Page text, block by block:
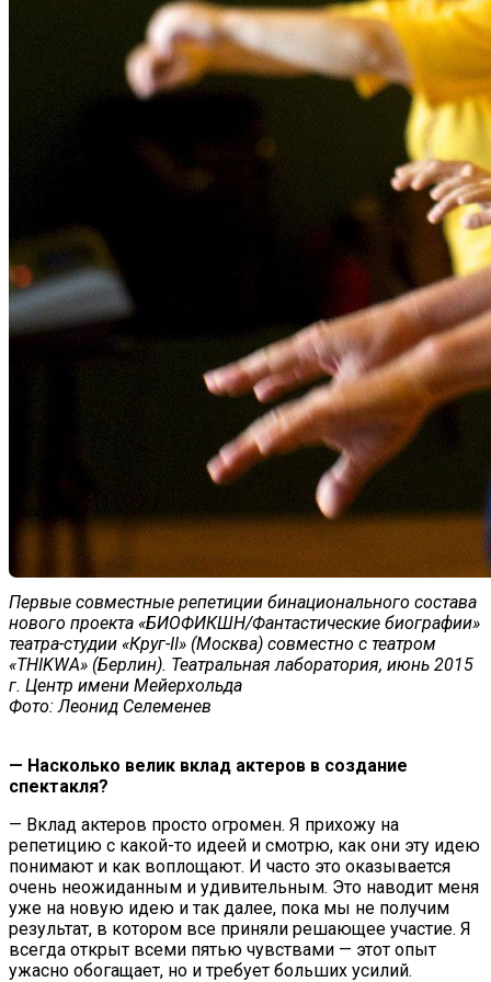
Первые совместные репетиции бинационального состава
нового проекта «БИОФИКШН/Фантастические биографии»
театра-студии «Круг-II» (Москва) совместно с театром
«THIKWA» (Берлин). Театральная лаборатория, июнь 2015
г. Центр имени Мейерхольда
Фото: Леонид Селеменев
— Насколько велик вклад актеров в создание
спектакля?
— Вклад актеров просто огромен. Я прихожу на
репетицию с какой-то идеей и смотрю, как они эту идею
понимают и как воплощают. И часто это оказывается
очень неожиданным и удивительным. Это наводит меня
уже на новую идею и так далее, пока мы не получим
результат, в котором все приняли решающее участие. Я
всегда открыт всеми пятью чувствами — этот опыт
ужасно обогащает, но и требует больших усилий.